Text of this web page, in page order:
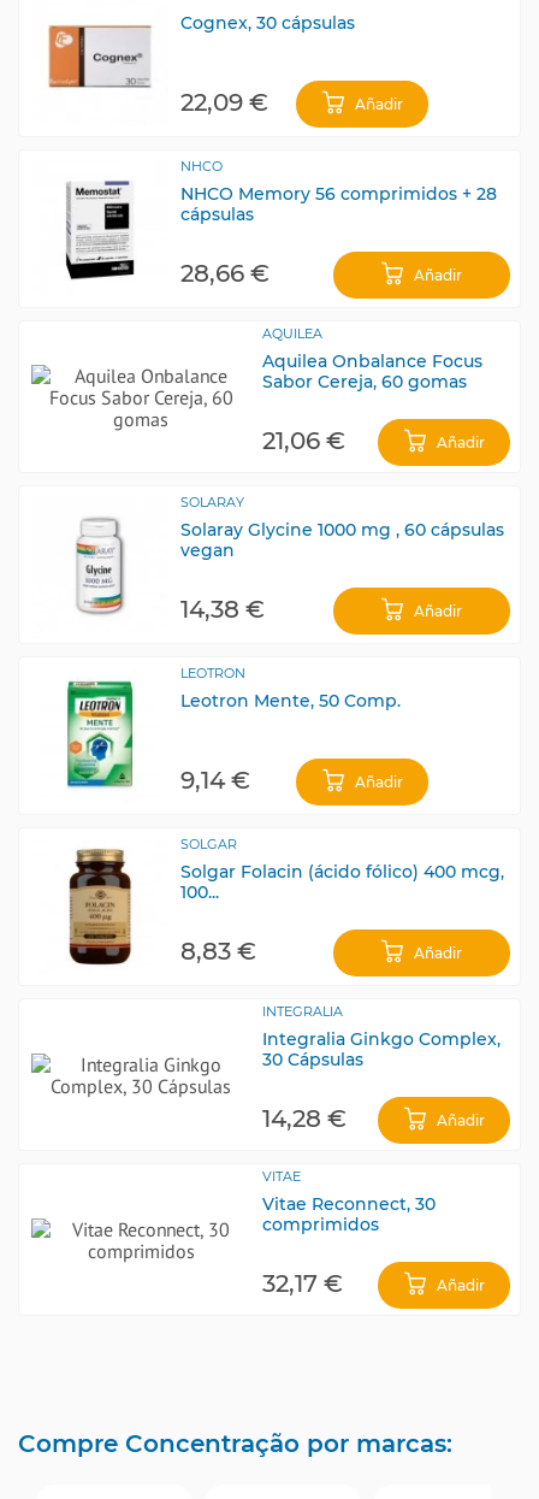
Cognex, 30 cápsulas
22,09 € Añadir
NHCO
NHCO Memory 56 comprimidos + 28
cápsulas
28,66 € Añadir
AQUILEA
Aquilea Onbalance Focus
Sabor Cereja, 60 gomas
21,06 € Añadir
SOLARAY
Solaray Glycine 1000 mg , 60 cápsulas
vegan
14,38 € Añadir
LEOTRON
Leotron Mente, 50 Comp.
9,14 € Añadir
SOLGAR
Solgar Folacin (ácido fólico) 400 mcg,
100...
8,83 € Añadir
INTEGRALIA
Integralia Ginkgo Complex,
30 Cápsulas
14,28 € Añadir
VITAE
Vitae Reconnect, 30
comprimidos
32,17 € Añadir
Compre Concentração por marcas: